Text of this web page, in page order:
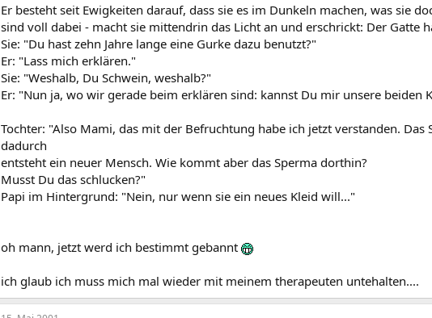
Er besteht seit Ewigkeiten darauf, dass sie es im Dunkeln machen, was sie
sind voll dabei - macht sie mittendrin das Licht an und erschrickt: Der Gatte
Sie: "Du hast zehn Jahre lange eine Gurke dazu benutzt?"
Er: "Lass mich erklären."
Sie: "Weshalb, Du Schwein, weshalb?"
Er: "Nun ja, wo wir gerade beim erklären sind: kannst Du mir unsere beiden
Tochter: "Also Mami, das mit der Befruchtung habe ich jetzt verstanden. Das
dadurch
entsteht ein neuer Mensch. Wie kommt aber das Sperma dorthin?
Musst Du das schlucken?"
Papi im Hintergrund: "Nein, nur wenn sie ein neues Kleid will..."
oh mann, jetzt werd ich bestimmt gebannt
ich glaub ich muss mich mal wieder mit meinem therapeuten untehalten....